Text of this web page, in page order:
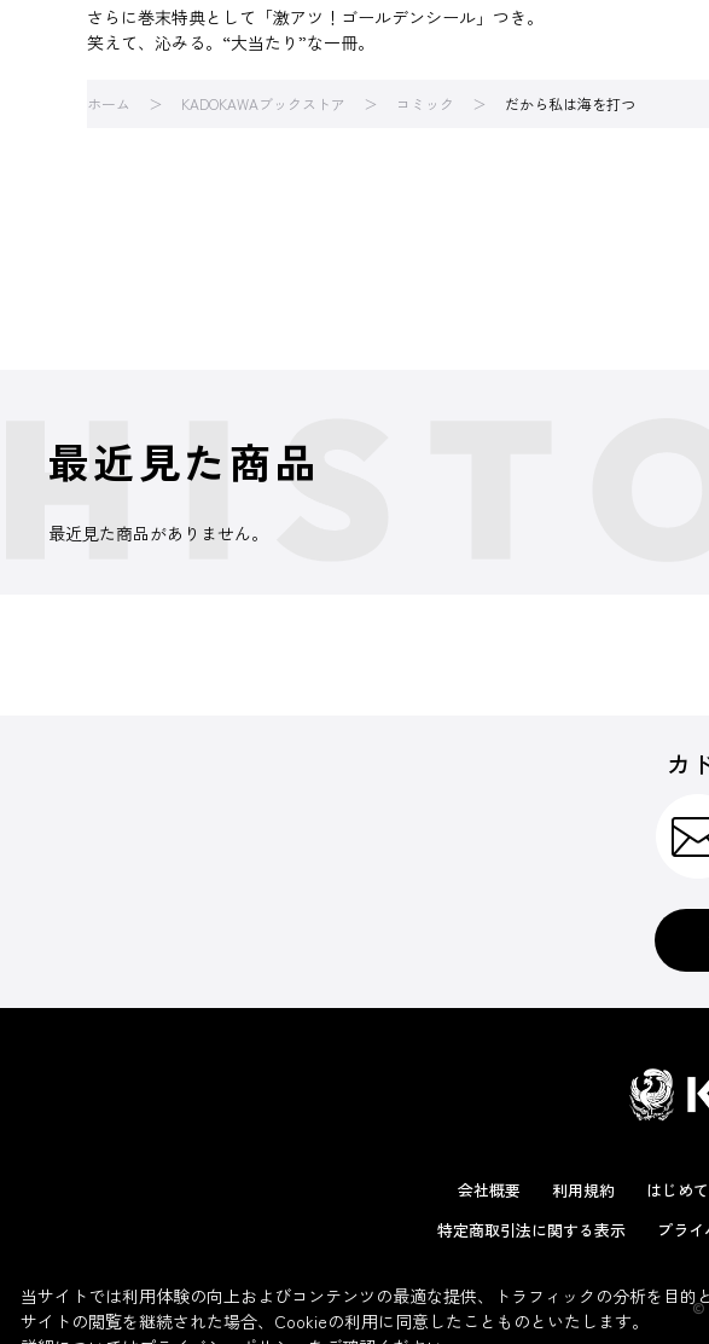
さらに巻末特典として「激アツ！ゴールデンシール」つき。
笑えて、沁みる。“大当たり”な一冊。
ホーム KADOKAWAブックストア コミック だから私は海を打つ
最近見た商品
最近見た商品がありません。
カ
会社概要 利用規約 はじめ
特定商取引法に関する表示
プラ
©
当サイトでは利用体験の向上およびコンテンツの最適な提供、トラフィックの分析を目的
サイトの閲覧を継続された場合、Cookieの利用に同意したことものといたします。